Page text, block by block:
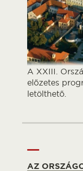
A XXIII.
előzetes
letölthető.
AZ